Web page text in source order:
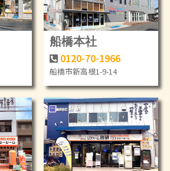
船橋本社
0120-70-1966
船橋市新高根1-9-14